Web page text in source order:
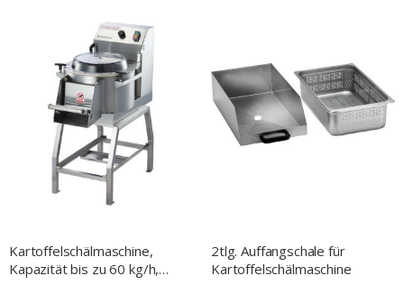
Aufkantung, 400 mm x 410
mm x 240 mm (BxTxH)
Kartoffelschälmaschine,
Kapazität bis zu 60 kg/h,
2tlg. Auffangschale für
Kartoffelschälmaschine